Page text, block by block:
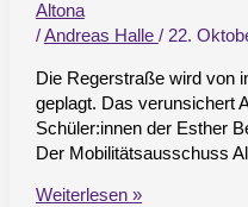
Altona
/Andreas Halle / 22.
Die Regerstraße wird von
geplagt. Das verunsichert
Schüler:innen der Esther
Der Mobilitätsausschuss
Beschluss
Weiterlesen »